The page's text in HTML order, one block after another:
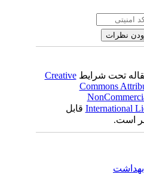
تحت شرایطCreative
Commons
Internationalقابل
است.